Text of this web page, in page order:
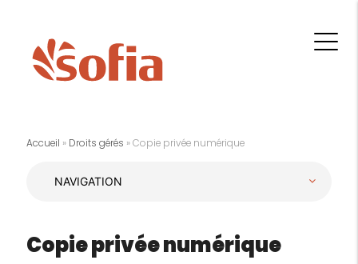
Accueil » Droits gérés »Copie privée numérique
Copie privée numérique